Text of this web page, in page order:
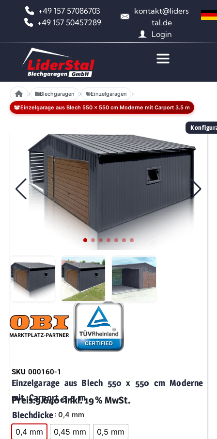
+49 157 57086703
+49 157 50457289
kontakt@liders
tal.de
Login
Blechgaragen
Einzelgaragen
Einzelgarage aus Blech 550 x 550 cm Moderne mit Carport 3.5 m
SKU 000160-1
Einzelgarage aus Blech 550 x 550 cm Moderne
mit Carport 3.5 m
Preis:9.640€inkl. 19 % MwSt.
Blechdicke: 0,4 mm
0,4 mm 0,45 mm 0,5 mm